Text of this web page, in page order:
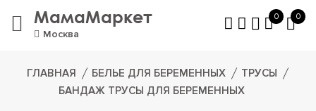
МамаМаркет
Москва
0 0
ГЛАВНАЯ БЕЛЬЕ ДЛЯ БЕРЕМЕННЫХ
ТРУСЫ
БАНДАЖ ТРУСЫ ДЛЯ БЕРЕМЕННЫХ